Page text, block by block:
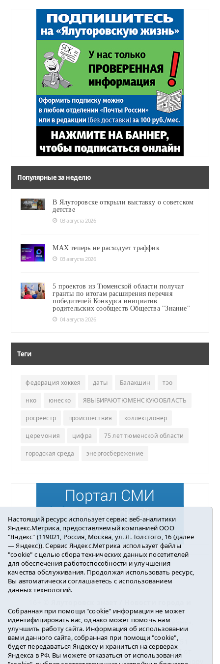
Популярные за неделю
В Ялуторовске открыли выставку о советском
детстве
03 августа 2026
MAX теперь не расходует траффик
03 августа 2026
5 проектов из Тюменской области получат
гранты по итогам расширения перечня
победителей Конкурса инициатив
родительских сообществ Общества "Знание"
04 августа 2026
Теги
федерация хоккея даты Балакшин тэо
нко юнеско ЯВЫБИРАЮТЮМЕНСКУЮОБЛАСТЬ
росреестр происшествия коллекционер
церемония цифра 75 лет тюменской области
городская среда энергосбережение
Погода в Ялуторовске
района2016-2023
Учредитель: АНО «ИИЦ « Ялуторовская жизнь».
Главный редактор: Вешкурцева С.П.
E-mail:yznaet@inbox.ruТел.: 8(34535)2-02-51
Регистрационный номер ЭЛ № ФС 77-64937 от
24.02.2016г. выдан Федеральной службой по надзору
Настоящий ресурс использует сервис веб-аналитики
Яндекс.Метрика, предоставляемый компанией ООО
"Яндекс" (119021, Россия, Москва, ул. Л. Толстого, 16 (далее
— Яндекс)). Сервис Яндекс.Метрика использует файлы
"cookie" с целью сбора технических данных посетителей
для обеспечения работоспособности и улучшения
качества обслуживания. Продолжая использовать ресурс,
Вы автоматически соглашаетесь с использованием
данных технологий.
Собранная при помощи "cookie" информация не может
идентифицировать вас, однако может помочь нам
улучшить работу сайта. Информация об использовании
вами данного сайта, собранная при помощи "cookie",
будет передаваться Яндексу и храниться на серверах
Яндекса в РФ. Вы можете отказаться от использования